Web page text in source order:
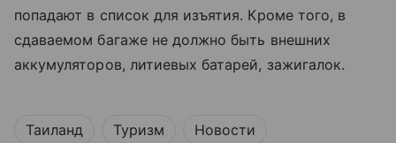
попадают в список для изъятия. Кроме того, в
сдаваемом багаже не должно быть внешних
аккумуляторов, литиевых батарей, зажигалок.
Таиланд Туризм Новости